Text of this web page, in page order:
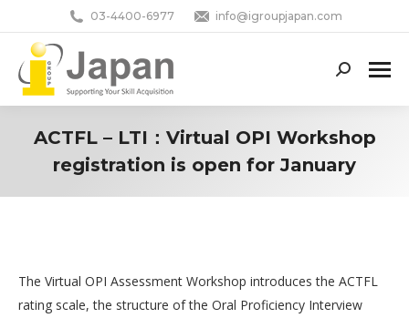
03-4400-6977 info@igroupjapan.com
Search:
ACTFL – LTI：Virtual OPI Workshop
registration is open for January
The Virtual OPI Assessment Workshop introduces the ACTFL
rating scale, the structure of the Oral Proficiency Interview